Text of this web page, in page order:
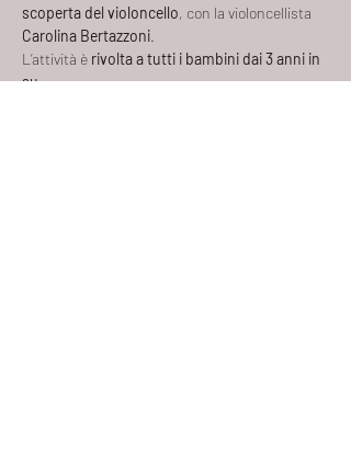
scoperta del violoncello, con la violoncellista
Carolina Bertazzoni.
L’attività è rivolta a tutti i bambini dai 3 anni in
su.